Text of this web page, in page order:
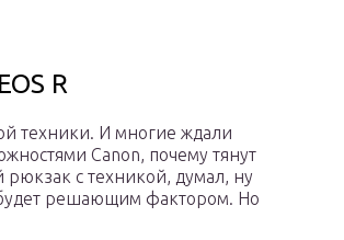
R
техники. И многие ждали
Canon, почему тянут
рюкзак с техникой, думал, ну
решающим фактором. Но